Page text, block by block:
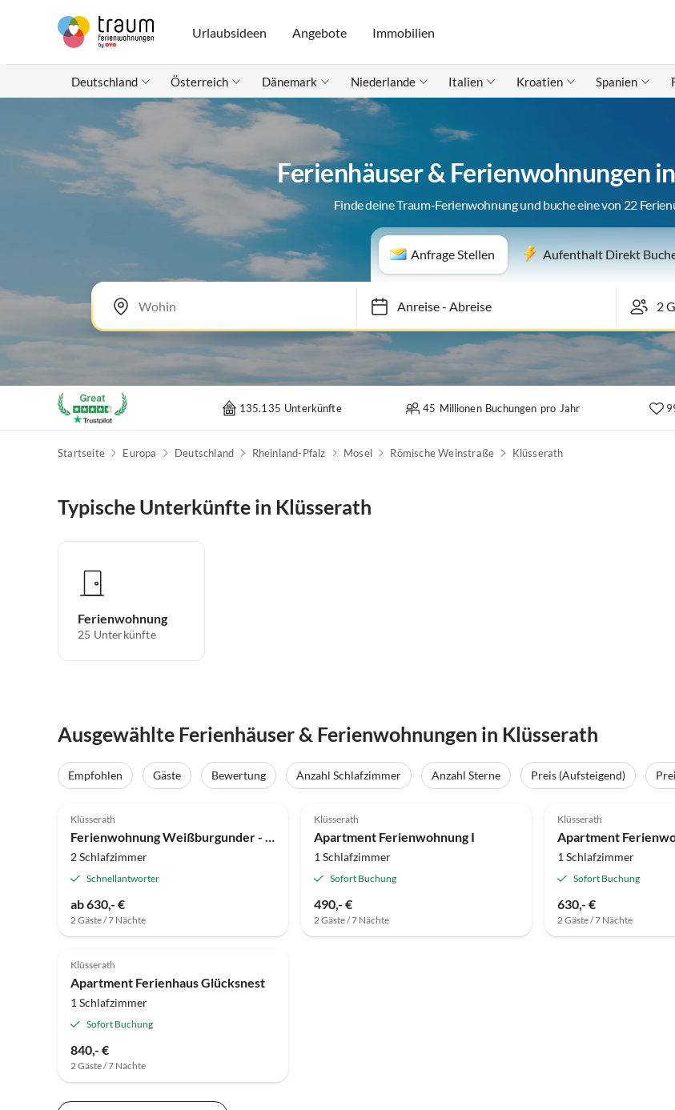
Urlaubsideen Angebote Immobilien
Deutschland Österreich Dänemark Niederlande Italien Kroatien Spanien
Ferienhäuser & Ferienwohnungen
Finde deine Traum-Ferienwohnung und buche eine von 22
Anfrage Stellen Aufenthalt Direkt
Anreise-Abreise
135.135 Unterkünfte 45 Millionen Buchungen pro Jahr
Startseite Europa Deutschland Rheinland-Pfalz Mosel Römische Weinstraße Klüsserath
Typische Unterkünfte in Klüsserath
Ferienwohnung
25 Unterkünfte
Ausgewählte Ferienhäuser & Ferienwohnungen in Klüsserath
Empfohlen Gäste Bewertung Anzahl Schlafzimmer Anzahl Sterne Preis (Aufsteigend)
Klüsserath
Ferienwohnung Weißburgunder - Weingut Zur Burg
2 Schlafzimmer
Schnellantworter
ab 630,- €
2 Gäste / 7 Nächte
Klüsserath
Apartment Ferienwohnung I
1 Schlafzimmer
Sofort Buchung
490,- €
2 Gäste / 7 Nächte
Klüsserath
Apartment
1 Schlafzimmer
Sofort Buchung
630,- €
2 Gäste / 7 Nächte
Klüsserath
Apartment Ferienhaus Glücksnest
1 Schlafzimmer
Sofort Buchung
840,- €
2 Gäste / 7 Nächte